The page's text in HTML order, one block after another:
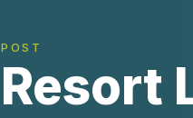
POST
Resort